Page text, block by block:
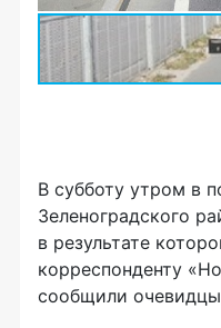
В субботу утром в
Зеленоградского
в результате
корреспонденту
сообщили